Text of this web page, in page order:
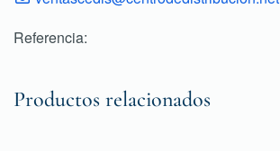
Referencia:
Productos relacionados